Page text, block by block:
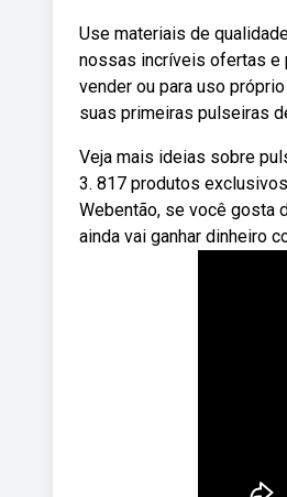
Use materiais de
nossas incríveis ofertas e
vender ou para uso
suas primeiras pulseiras
Veja mais ideias sobre
3. 817 produtos
Webentão, se você gosta
ainda vai ganhar dinheiro